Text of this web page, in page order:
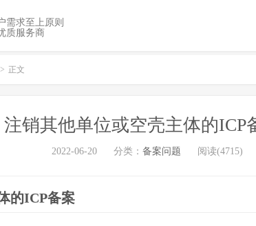
需求至上原则
质服务商
> 正文
注销其他单位或空壳主体的ICP
2022-06-20 分类： 备案问题 阅读(4715)
的ICP备案